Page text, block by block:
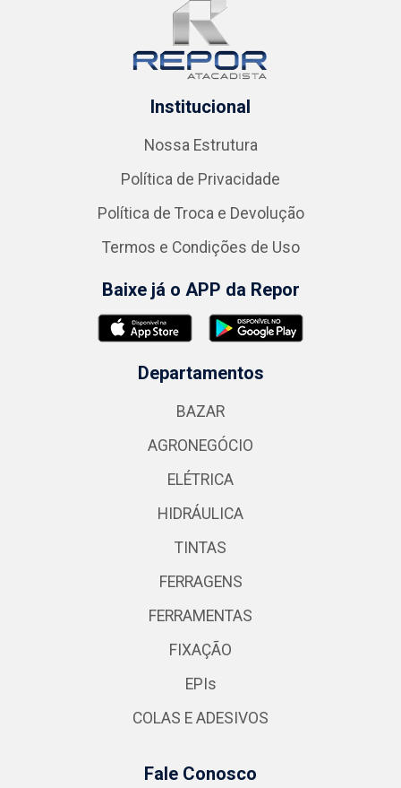
Institucional
Nossa Estrutura
Política de Privacidade
Política de Troca e Devolução
Termos e Condições de Uso
Baixe já o APP da Repor
Departamentos
BAZAR
AGRONEGÓCIO
ELÉTRICA
HIDRÁULICA
TINTAS
FERRAGENS
FERRAMENTAS
FIXAÇÃO
EPIs
COLAS E ADESIVOS
Fale Conosco